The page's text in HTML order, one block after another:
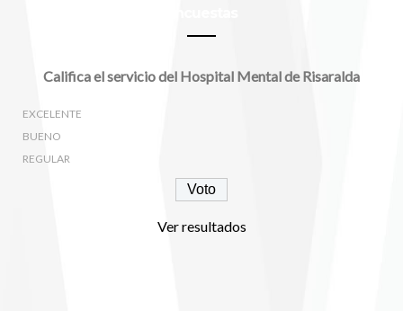
Califica el servicio del Hospital Mental de Risaralda
EXCELENTE
BUENO
REGULAR
Ver resultados